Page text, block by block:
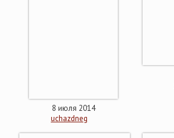
8 июля 2014
uchazdneg